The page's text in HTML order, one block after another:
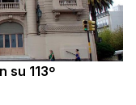
su 113º